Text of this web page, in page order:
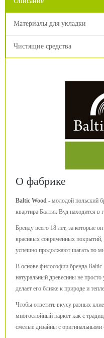
Материалы для укладки
Чистящие средства
О фабрике
Baltic Wood - молодой польский
квартира Балтик Вуд находится в
Бренду всего 18 лет, за которые
красивых современных покрытий,
успешно продолжают шагать по
В основе философии бренда Baltic
натуральный древесины не просто
делает его ближе к природе и
Чтобы ответить вкусу разных
многослойный паркет как с
смелые дизайны с